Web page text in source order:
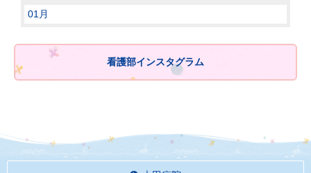
01月
看護部インスタグラム